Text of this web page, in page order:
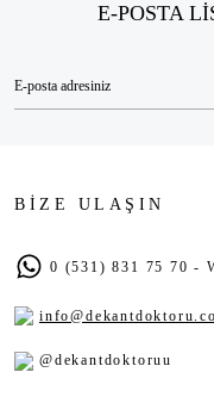
E-POSTA
BİZE ULAŞIN
0 (531) 831 75 70 -
@dekantdoktoruu